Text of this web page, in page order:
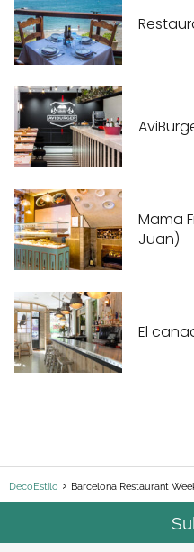
Mama
Juan)
El
DecoEstilo Barcelona Restaurant